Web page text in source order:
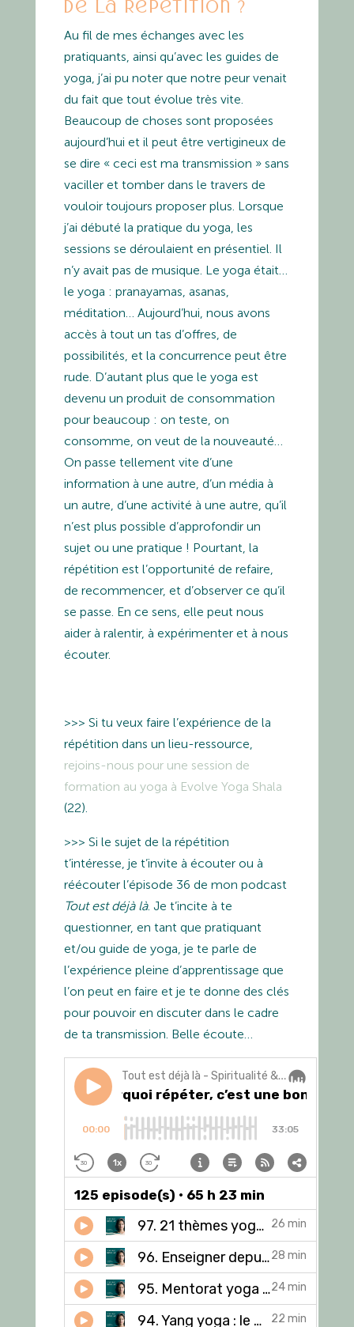
de la répétition ?
Au fil de mes échanges avec les
pratiquants, ainsi qu’avec les guides de
yoga, j’ai pu noter que notre peur venait
du fait que tout évolue très vite.
Beaucoup de choses sont proposées
aujourd’hui et il peut être vertigineux de
se dire « ceci est ma transmission » sans
vaciller et tomber dans le travers de
vouloir toujours proposer plus. Lorsque
j’ai débuté la pratique du yoga, les
sessions se déroulaient en présentiel. Il
n’y avait pas de musique. Le yoga était…
le yoga : pranayamas, asanas,
méditation… Aujourd’hui, nous avons
accès à tout un tas d’offres, de
possibilités, et la concurrence peut être
rude. D’autant plus que le yoga est
devenu un produit de consommation
pour beaucoup : on teste, on
consomme, on veut de la nouveauté…
On passe tellement vite d’une
information à une autre, d’un média à
un autre, d’une activité à une autre, qu’il
n’est plus possible d’approfondir un
sujet ou une pratique ! Pourtant, la
répétition est l’opportunité de refaire,
de recommencer, et d’observer ce qu’il
se passe. En ce sens, elle peut nous
aider à ralentir, à expérimenter et à nous
écouter.
>>> Si tu veux faire l’expérience de la
répétition dans un lieu-ressource,
rejoins-nous pour une session de
formation au yoga à Evolve Yoga Shala
(22).
>>> Si le sujet de la répétition
t’intéresse, je t’invite à écouter ou à
réécouter l’épisode 36 de mon podcast
Tout est déjà là. Je t’incite à te
questionner, en tant que pratiquant
et/ou guide de yoga, je te parle de
l’expérience pleine d’apprentissage que
l’on peut en faire et je te donne des clés
pour pouvoir en discuter dans le cadre
de ta transmission. Belle écoute…